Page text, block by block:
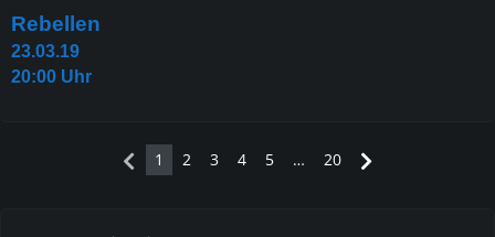
Rebellen
23.03.19
20:00 Uhr
1 2 3 4 5 … 20